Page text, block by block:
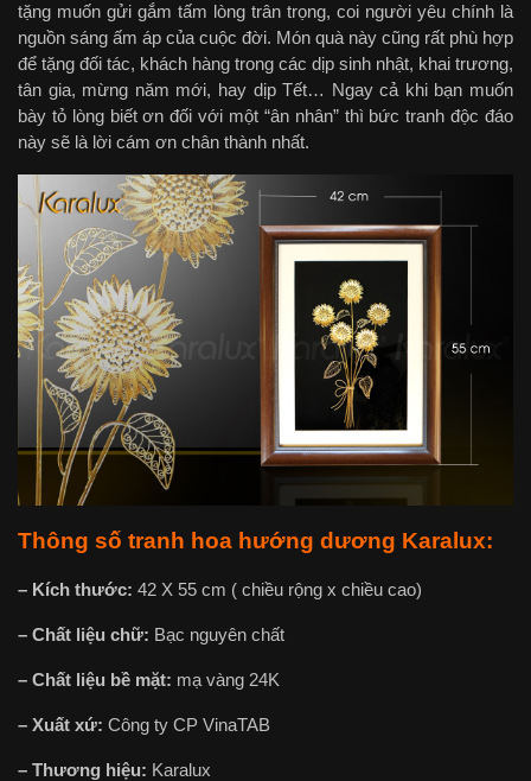
tặng muốn gửi gắm tấm lòng trân trọng, coi người yêu chính là
nguồn sáng ấm áp của cuộc đời. Món quà này cũng rất phù hợp
để tặng đối tác, khách hàng trong các dịp sinh nhật, khai trương,
tân gia, mừng năm mới, hay dịp Tết… Ngay cả khi bạn muốn
bày tỏ lòng biết ơn đối với một “ân nhân” thì bức tranh độc đáo
này sẽ là lời cám ơn chân thành nhất.
Thông số tranh hoa hướng dương Karalux:
– Kích thước: 42 X 55 cm ( chiều rộng x chiều cao)
– Chất liệu chữ: Bạc nguyên chất
– Chất liệu bề mặt: mạ vàng 24K
– Xuất xứ: Công ty CP VinaTAB
– Thương hiệu: Karalux